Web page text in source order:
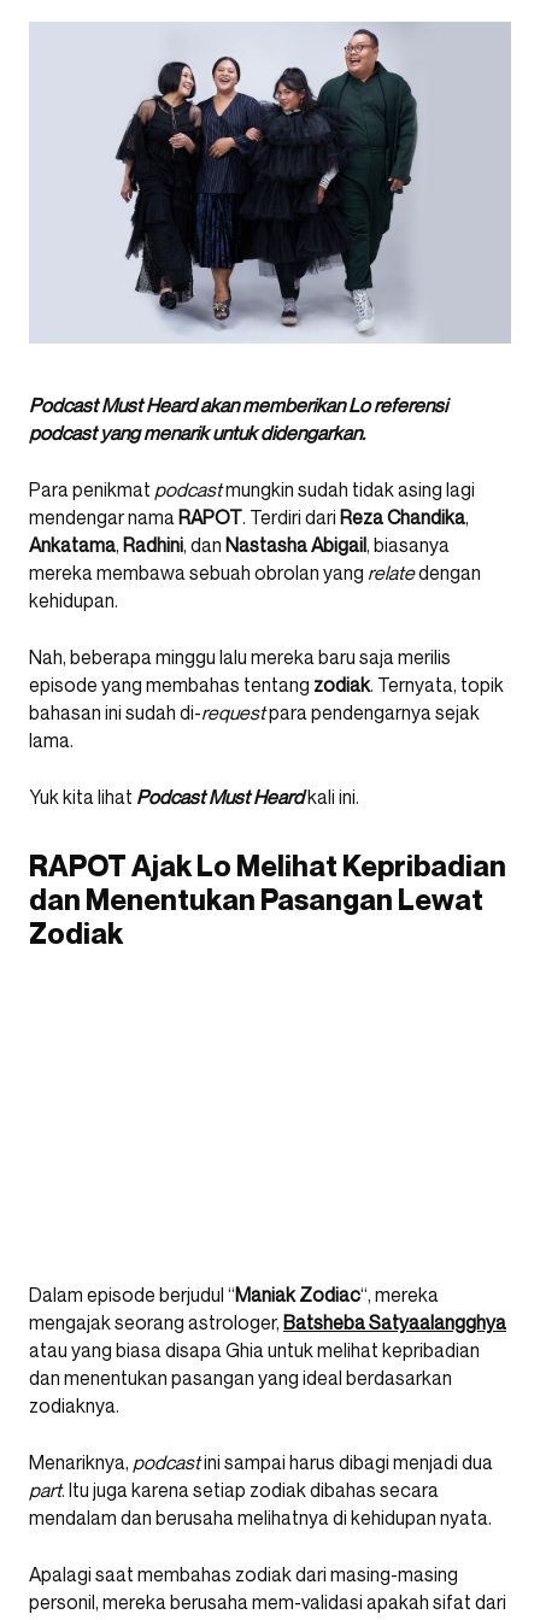
Podcast Must Heard akan memberikan Lo referensi
podcast yang menarik untuk didengarkan.
Para penikmat podcastmungkin sudah tidak asing lagi
mendengar nama RAPOT. Terdiri dari Reza Chandika,
Ankatama, Radhini, dan Nastasha Abigail, biasanya
mereka membawa sebuah obrolan yang relatedengan
kehidupan.
Nah, beberapa minggu lalu mereka baru saja merilis
episode yang membahas tentang zodiak. Ternyata, topik
bahasan ini sudah di-requestpara pendengarnya sejak
lama.
Yuk kita lihat Podcast Must Heardkali ini.
RAPOT Ajak Lo Melihat Kepribadian
dan Menentukan Pasangan Lewat
Zodiak
Dalam episode berjudul “Maniak Zodiac“, mereka
mengajak seorang astrologer, Batsheba Satyaalangghya
atau yang biasa disapa Ghia untuk melihat kepribadian
dan menentukan pasangan yang ideal berdasarkan
zodiaknya.
Menariknya, podcastini sampai harus dibagi menjadi dua
part. Itu juga karena setiap zodiak dibahas secara
mendalam dan berusaha melihatnya di kehidupan nyata.
Apalagi saat membahas zodiak dari masing-masing
personil, mereka berusaha mem-validasi apakah sifat dari